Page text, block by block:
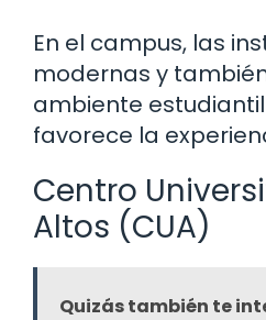
En el campus, las
modernas y
ambiente
favorece la
Centro
Altos (CUA)
Quizás también te